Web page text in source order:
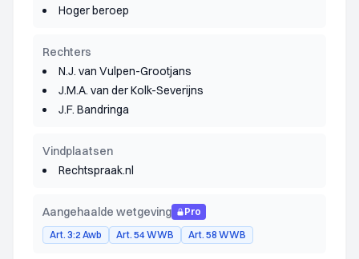
Hoger beroep
Rechters
N.J. van Vulpen-Grootjans
J.M.A. van der Kolk-Severijns
J.F. Bandringa
Vindplaatsen
Rechtspraak.nl
Aangehaalde wetgeving
Pro
Art. 3:2 Awb
Art. 54 WWB Art. 58 WWB